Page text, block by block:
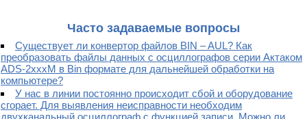
Часто задаваемые вопросы
Существует ли конвертор файлов BIN – AUL? Как
преобразовать файлы данных с осциллографов серии Актаком
ADS-2xxxM в Bin формате для дальнейшей обработки на
компьютере?
У нас в линии постоянно происходит сбой и оборудование
сгорает. Для выявления неисправности необходим